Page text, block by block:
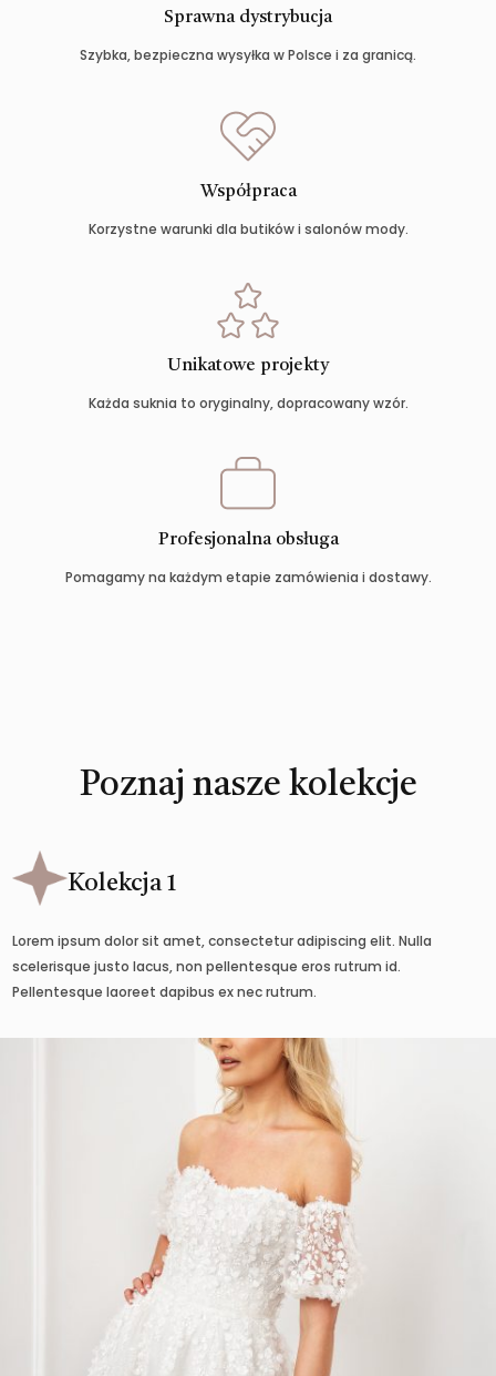
Sprawna dystrybucja
Szybka, bezpieczna wysyłka w Polsce i za granicą.
Współpraca
Korzystne warunki dla butików i salonów mody.
Unikatowe projekty
Każda suknia to oryginalny, dopracowany wzór.
Profesjonalna obsługa
Pomagamy na każdym etapie zamówienia i dostawy.
Poznaj nasze kolekcje
Kolekcja 1
Lorem ipsum dolor sit amet, consectetur adipiscing elit. Nulla
scelerisque justo lacus, non pellentesque eros rutrum id.
Pellentesque laoreet dapibus ex nec rutrum.